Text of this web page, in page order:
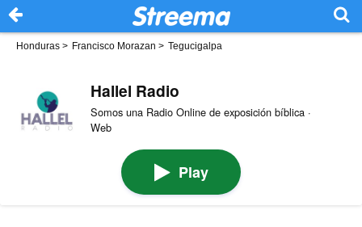
Honduras > Francisco Morazan > Tegucigalpa
Hallel Radio
Somos una Radio Online de exposición bíblica ·
Web
Play